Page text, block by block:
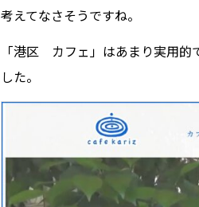
考えてなさそうですね。
「港区 カフェ」はあまり実用
した。